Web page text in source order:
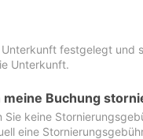
festgelegt und
Unterkunft.
Buchung
keine
eine